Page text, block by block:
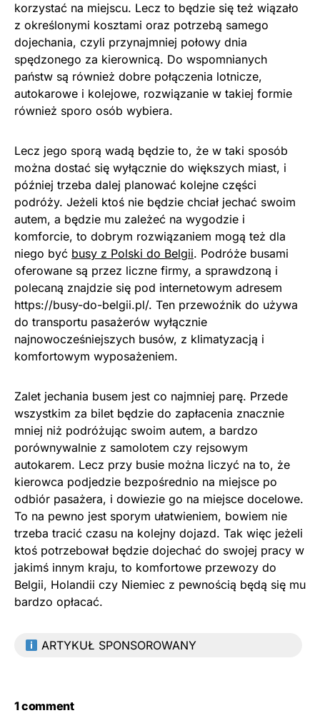
korzystać na miejscu. Lecz to będzie się też wiązało
z określonymi kosztami oraz potrzebą samego
dojechania, czyli przynajmniej połowy dnia
spędzonego za kierownicą. Do wspomnianych
państw są również dobre połączenia lotnicze,
autokarowe i kolejowe, rozwiązanie w takiej formie
również sporo osób wybiera.
Lecz jego sporą wadą będzie to, że w taki sposób
można dostać się wyłącznie do większych miast, i
później trzeba dalej planować kolejne części
podróży. Jeżeli ktoś nie będzie chciał jechać swoim
autem, a będzie mu zależeć na wygodzie i
komforcie, to dobrym rozwiązaniem mogą też dla
niego być busy z Polski do Belgii. Podróże busami
oferowane są przez liczne firmy, a sprawdzoną i
polecaną znajdzie się pod internetowym adresem
https://busy-do-belgii.pl/. Ten przewoźnik do używa
do transportu pasażerów wyłącznie
najnowocześniejszych busów, z klimatyzacją i
komfortowym wyposażeniem.
Zalet jechania busem jest co najmniej parę. Przede
wszystkim za bilet będzie do zapłacenia znacznie
mniej niż podróżując swoim autem, a bardzo
porównywalnie z samolotem czy rejsowym
autokarem. Lecz przy busie można liczyć na to, że
kierowca podjedzie bezpośrednio na miejsce po
odbiór pasażera, i dowiezie go na miejsce docelowe.
To na pewno jest sporym ułatwieniem, bowiem nie
trzeba tracić czasu na kolejny dojazd. Tak więc jeżeli
ktoś potrzebował będzie dojechać do swojej pracy w
jakimś innym kraju, to komfortowe przewozy do
Belgii, Holandii czy Niemiec z pewnością będą się mu
bardzo opłacać.
ARTYKUŁ SPONSOROWANY
1 comment